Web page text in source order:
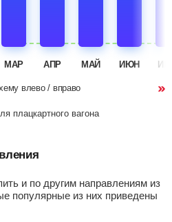
МАР АПР МАЙ ИЮН
влево / вправо
плацкартного вагона
и по другим направлениям из
популярные из них приведены